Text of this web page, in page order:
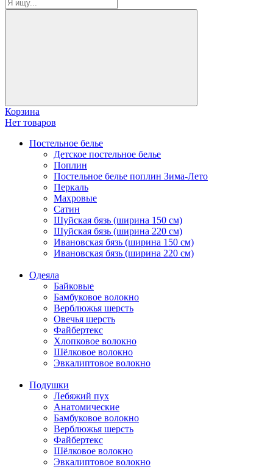
Корзина
Нет товаров
Постельное белье
Детское постельное белье
Поплин
Постельное белье поплин Зима-Лето
Перкаль
Махровые
Сатин
Шуйская бязь (ширина 150 см)
Шуйская бязь (ширина 220 см)
Ивановская бязь (ширина 150 см)
Ивановская бязь (ширина 220 см)
Одеяла
Байковые
Бамбуковое волокно
Верблюжья шерсть
Овечья шерсть
Файбертекс
Хлопковое волокно
Шёлковое волокно
Эвкалиптовое волокно
Подушки
Лебяжий пух
Анатомические
Бамбуковое волокно
Верблюжья шерсть
Файбертекс
Шёлковое волокно
Эвкалиптовое волокно